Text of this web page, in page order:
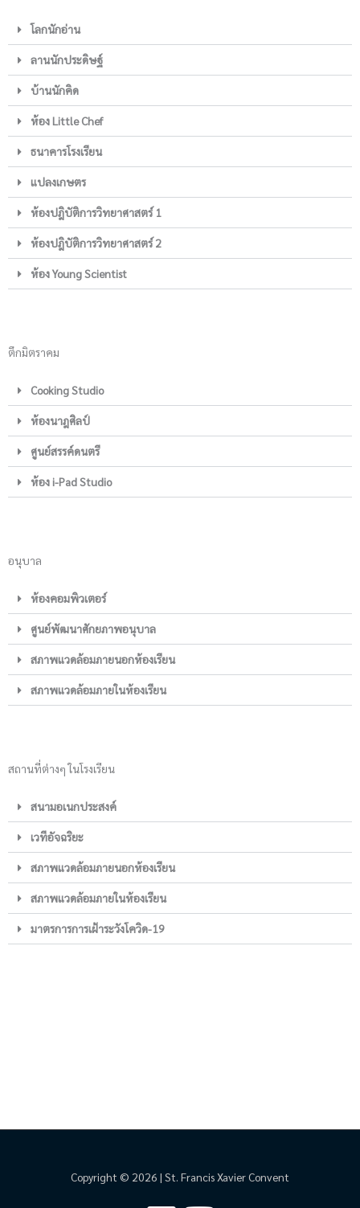
โลกนักอ่าน
ลานนักประดิษฐ์
บ้านนักคิด
ห้อง Little Chef
ธนาคารโรงเรียน
แปลงเกษตร
ห้องปฎิบัติการวิทยาศาสตร์ 1
ห้องปฎิบัติการวิทยาศาสตร์ 2
ห้อง Young Scientist
ตึกมิตราคม
Cooking Studio
ห้องนาฎศิลป์
ศูนย์สรรค์ดนตรี
ห้อง i-Pad Studio
อนุบาล
ห้องคอมพิวเตอร์
ศูนย์พัฒนาศักยภาพอนุบาล
สภาพแวดล้อมภายนอกห้องเรียน
สภาพแวดล้อมภายในห้องเรียน
สถานที่ต่างๆ ในโรงเรียน
สนามอเนกประสงค์
เวทีอัจฉริยะ
สภาพแวดล้อมภายนอกห้องเรียน
สภาพแวดล้อมภายในห้องเรียน
มาตรการการเฝ้าระวังโควิด-19
Copyright © 2026 | St. Francis Xavier Convent